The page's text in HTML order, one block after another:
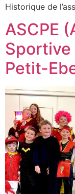
Historique de
ASCPE
Petit-